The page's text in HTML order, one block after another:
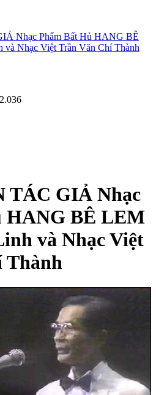
Nhạc Phẩm Bất Hủ HANG BÊ
Nhạc Việt Trần Văn Chí Thành
2.036
TÁC GIẢ Nhạc
HANG BÊ LEM
và Nhạc Việt
Thành